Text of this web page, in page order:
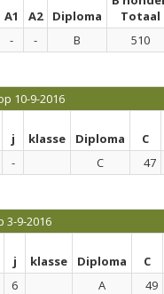
A1 A2 Diploma
Totaal
- - B 510
10-9-2016
j klasse Diploma
C
- C 47
9-2016
j klasse Diploma
C
6 A 49